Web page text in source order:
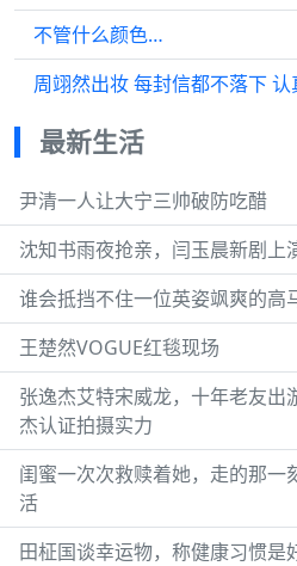
不管什么颜色…
最新生活
尹清一人让大宁三帅破防吃醋
沈知书雨夜抢亲，闫玉晨新剧上
谁会抵挡不住一位英姿飒爽的高
王楚然VOGUE红毯现场
张逸杰艾特宋威龙，十年老友出
杰认证拍摄实力
闺蜜一次次救赎着她，走的那一
活
田柾国谈幸运物，称健康习惯是